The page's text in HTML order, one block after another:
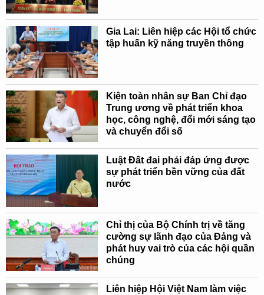
Gia Lai: Liên hiệp các Hội tổ chức
tập huấn kỹ năng truyền thông
Kiện toàn nhân sự Ban Chỉ đạo
Trung ương về phát triển khoa
học, công nghệ, đổi mới sáng tạo
và chuyển đổi số
Luật Đất đai phải đáp ứng được
sự phát triển bền vững của đất
nước
Chỉ thị của Bộ Chính trị về tăng
cường sự lãnh đạo của Đảng và
phát huy vai trò của các hội quần
chúng
Liên hiệp Hội Việt Nam làm việc